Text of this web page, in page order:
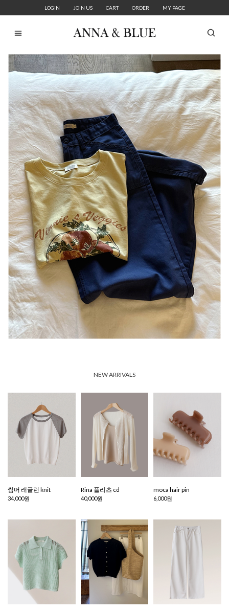
LOGIN JOIN US CART ORDER MY PAGE
NEW ARRIVALS
썸머 래글런 knit
34,000원
Rina 플리츠 cd
40,000원
moca hair pin
6,000원